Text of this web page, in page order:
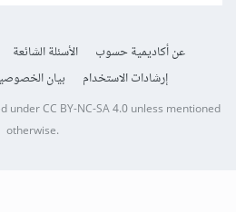
عن أكاديمية حسوب الأسئلة الشائعة
إرشادات الاستخدام
بيان
underCC BY-NC-SA 4.0unless mentioned
otherwise.